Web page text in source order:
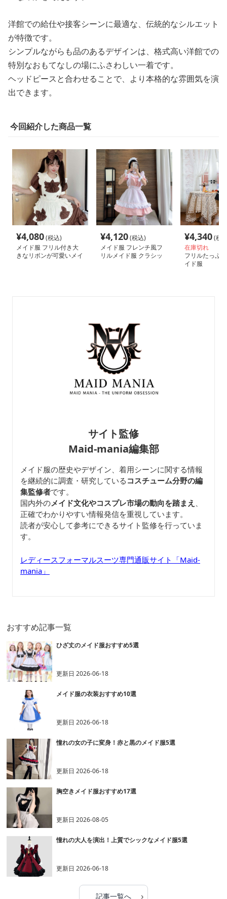
洋館での給仕や接客シーンに最適な、伝統的なシルエット
が特徴です。
シンプルながらも品のあるデザインは、格式高い洋館での
特別なおもてなしの場にふさわしい一着です。
ヘッドピースと合わせることで、より本格的な雰囲気を演
出できます。
今回紹介した商品一覧
¥4,080(税込)
メイド服 フリル付き大
きなリボンが可愛いメイ
¥4,120(税込)
メイド服 フレンチ風フ
リルメイド服 クラシッ
¥4,340(税
在庫切れ
フリルたっぷ
イド服
サイト監修
Maid-mania編集部
メイド服の歴史やデザイン、着用シーンに関する情報
を継続的に調査・研究している コスチューム分野の編
集監修者です。
国内外のメイド文化やコスプレ市場の動向を踏まえ 、
正確でわかりやすい情報発信を重視しています。
読者が安心して参考にできるサイト監修を行っていま
す。
レディースフォーマルスーツ専門通販サイト「Maid-
mania」
おすすめ記事一覧
ひざ丈のメイド服おすすめ5選
更新日2026-06-18
メイド服の衣装おすすめ10選
更新日2026-06-18
憧れの女の子に変身！赤と黒のメイド服5選
更新日2026-06-18
胸空きメイド服おすすめ17選
更新日2026-08-05
憧れの大人を演出！上質でシックなメイド服5選
更新日2026-06-18
記事一覧へ ›